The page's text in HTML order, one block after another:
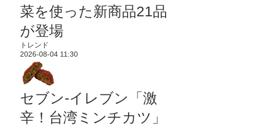
菜を使った新商品21品
が登場
トレンド
2026-08-04 11:30
セブン-イレブン「激
辛！台湾ミンチカツ」